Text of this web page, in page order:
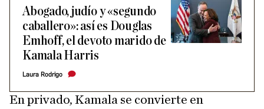
Abogado, judío y «segundo
caballero»: así es Douglas
Emhoff, el devoto marido de
Kamala Harris
Laura Rodrigo
En privado, Kamala se convierte en